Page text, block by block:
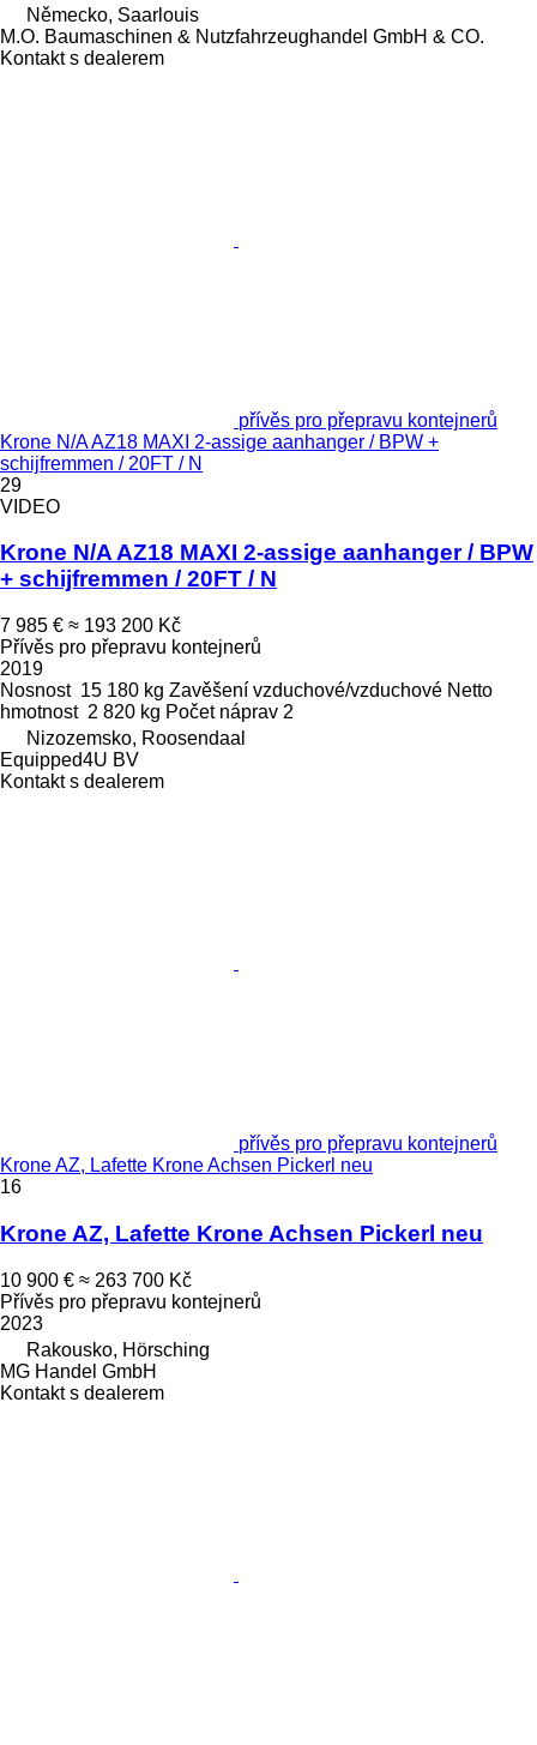
Německo, Saarlouis
M.O. Baumaschinen & Nutzfahrzeughandel GmbH & CO.
Kontakt s dealerem
přívěs pro přepravu kontejnerů
Krone N/A AZ18 MAXI 2-assige aanhanger / BPW +
schijfremmen / 20FT / N
29
VIDEO
Krone N/A AZ18 MAXI 2-assige aanhanger / BPW
+ schijfremmen / 20FT / N
7 985 € ≈ 193 200 Kč
Přívěs pro přepravu kontejnerů
2019
Nosnost 15 180 kg Zavěšení vzduchové/vzduchové Netto
hmotnost 2 820 kg Počet náprav 2
Nizozemsko, Roosendaal
Equipped4U BV
Kontakt s dealerem
přívěs pro přepravu kontejnerů
Krone AZ, Lafette Krone Achsen Pickerl neu
16
Krone AZ, Lafette Krone Achsen Pickerl neu
10 900 € ≈ 263 700 Kč
Přívěs pro přepravu kontejnerů
2023
Rakousko, Hörsching
MG Handel GmbH
Kontakt s dealerem